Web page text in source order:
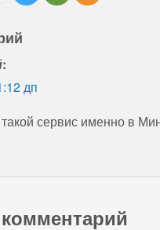
:
дп
такой сервис именно в